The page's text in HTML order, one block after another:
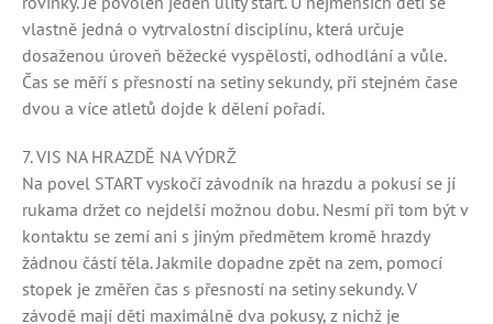
vlastně jedná o vytrvalostní disciplínu, která určuje
dosaženou úroveň běžecké vyspělosti, odhodlání a vůle.
Čas se měří s přesností na setiny sekundy, při stejném čase
dvou a více atletů dojde k dělení pořadí.
7. VIS NA HRAZDĚ NA VÝDRŽ
Na povel START vyskočí závodník na hrazdu a pokusí se jí
rukama držet co nejdelší možnou dobu. Nesmí při tom být v
kontaktu se zemí ani s jiným předmětem kromě hrazdy
žádnou částí těla. Jakmile dopadne zpět na zem, pomocí
stopek je změřen čas s přesností na setiny sekundy. V
závodě mají děti maximálně dva pokusy, z nichž je